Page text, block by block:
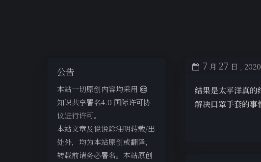
公告
本站一切原创内容均采用
知识共享署名4.0 国际许可协
议进行许可。
本站文章及说说除注明转载/出
处外，均为本站原创或翻译，
转载前请务必署名。本站原创
7 月 27 日 , 2020
结果是太平洋真的
解决口罩手套的事